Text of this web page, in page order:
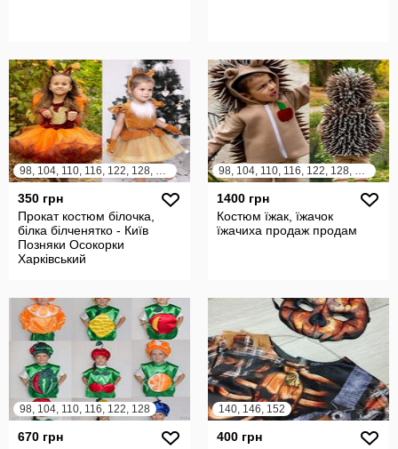
98, 104, 110, 116, 122, 128, 134, 140
350 грн
Прокат костюм білочка,
білка білченятко - Київ
Позняки Осокорки
Харківський
98, 104, 110, 116, 122, 128, 134
1400 грн
Костюм їжак, їжачок
їжачиха продаж продам
98, 104, 110, 116, 122, 128
670 грн
140, 146, 152
400 грн